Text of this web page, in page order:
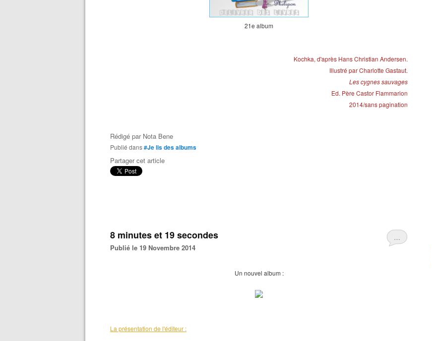
21e album
Kochka, d'après HansChristian Andersen.
Illustré parCharlotte Gastaut.
Les cygnes sauvages
Ed. Père Castor Flammarion
2014/sans pagination
Rédigé par Nota Bene
Publié dans#Je lis des albums
Partager cet article
…
8 minutes et 19 secondes
Publié le 19 Novembre 2014
Un nouvel album :
La présentation de l'éditeur :